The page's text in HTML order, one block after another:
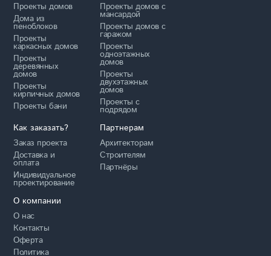
Проекты домов
Дома из
пеноблоков
Проекты
каркасных домов
Проекты
деревянных
домов
Проекты
кирпичных домов
Проекты бани
Проекты домов с
мансардой
Проекты домов с
гаражом
Проекты
одноэтажных
домов
Проекты
двухэтажных
домов
Проекты с
подрядом
Как заказать?
Заказ проекта
Доставка и
оплата
Индивидуальное
проектирование
Партнерам
Архитекторам
Строителям
Партнёры
О компании
О нас
Контакты
Оферта
Политика